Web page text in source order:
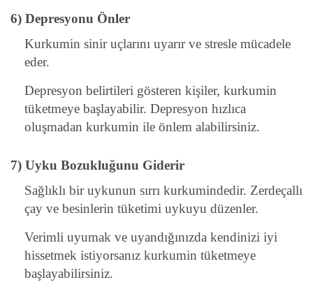
6) Depresyonu Önler
Kurkumin sinir uçlarını uyarır ve stresle mücadele
eder.
Depresyon belirtileri gösteren kişiler, kurkumin
tüketmeye başlayabilir. Depresyon hızlıca
oluşmadan kurkumin ile önlem alabilirsiniz.
7) Uyku Bozukluğunu Giderir
Sağlıklı bir uykunun sırrı kurkumindedir. Zerdeçallı
çay ve besinlerin tüketimi uykuyu düzenler.
Verimli uyumak ve uyandığınızda kendinizi iyi
hissetmek istiyorsanız kurkumin tüketmeye
başlayabilirsiniz.